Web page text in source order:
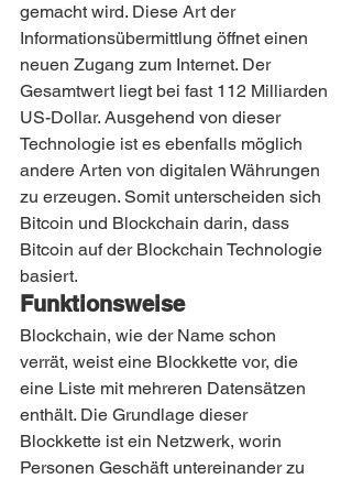
gemacht wird. Diese Art der
Informationsübermittlung öffnet einen
neuen Zugang zum Internet. Der
Gesamtwert liegt bei fast 112 Milliarden
US-Dollar. Ausgehend von dieser
Technologie ist es ebenfalls möglich
andere Arten von digitalen Währungen
zu erzeugen. Somit unterscheiden sich
Bitcoin und Blockchain darin, dass
Bitcoin auf der Blockchain Technologie
basiert.
Funktionsweise
Blockchain, wie der Name schon
verrät, weist eine Blockkette vor, die
eine Liste mit mehreren Datensätzen
enthält. Die Grundlage dieser
Blockkette ist ein Netzwerk, worin
Personen Geschäft untereinander zu